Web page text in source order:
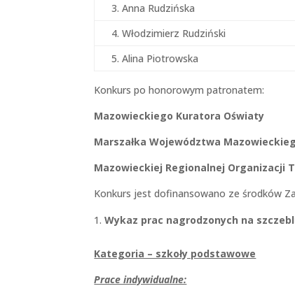
3. Anna Rudzińska
4. Włodzimierz Rudziński
5. Alina Piotrowska
Konkurs po honorowym patronatem:
Mazowieckiego Kuratora Oświaty
Marszałka Województwa
Mazowieckiej Regionalnej Organizacji
Konkurs jest dofinansowano ze środków
Wykaz prac nagrodzonych na
Kategoria – szkoły podstawowe
Prace indywidualne: